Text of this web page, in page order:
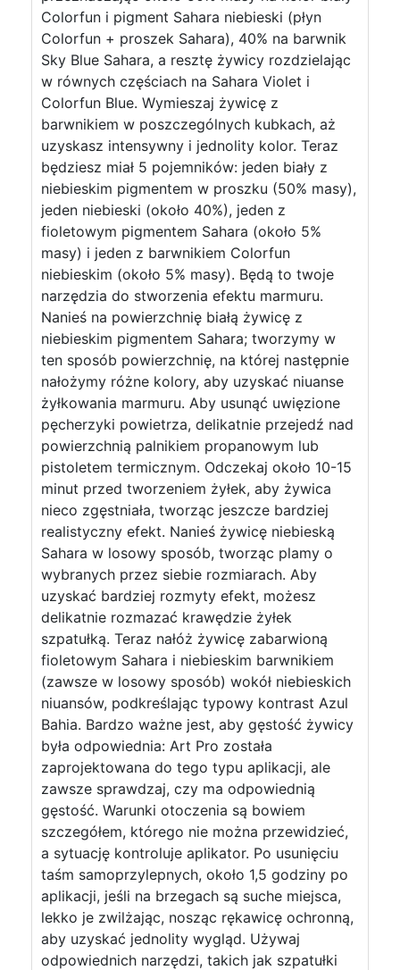
Colorfun i pigment Sahara niebieski (płyn
Colorfun + proszek Sahara), 40% na barwnik
Sky Blue Sahara, a resztę żywicy rozdzielając
w równych częściach na Sahara Violet i
Colorfun Blue. Wymieszaj żywicę z
barwnikiem w poszczególnych kubkach, aż
uzyskasz intensywny i jednolity kolor. Teraz
będziesz miał 5 pojemników: jeden biały z
niebieskim pigmentem w proszku (50% masy),
jeden niebieski (około 40%), jeden z
fioletowym pigmentem Sahara (około 5%
masy) i jeden z barwnikiem Colorfun
niebieskim (około 5% masy). Będą to twoje
narzędzia do stworzenia efektu marmuru.
Nanieś na powierzchnię białą żywicę z
niebieskim pigmentem Sahara; tworzymy w
ten sposób powierzchnię, na której następnie
nałożymy różne kolory, aby uzyskać niuanse
żyłkowania marmuru. Aby usunąć uwięzione
pęcherzyki powietrza, delikatnie przejedź nad
powierzchnią palnikiem propanowym lub
pistoletem termicznym. Odczekaj około 10-15
minut przed tworzeniem żyłek, aby żywica
nieco zgęstniała, tworząc jeszcze bardziej
realistyczny efekt. Nanieś żywicę niebieską
Sahara w losowy sposób, tworząc plamy o
wybranych przez siebie rozmiarach. Aby
uzyskać bardziej rozmyty efekt, możesz
delikatnie rozmazać krawędzie żyłek
szpatułką. Teraz nałóż żywicę zabarwioną
fioletowym Sahara i niebieskim barwnikiem
(zawsze w losowy sposób) wokół niebieskich
niuansów, podkreślając typowy kontrast Azul
Bahia. Bardzo ważne jest, aby gęstość żywicy
była odpowiednia: Art Pro została
zaprojektowana do tego typu aplikacji, ale
zawsze sprawdzaj, czy ma odpowiednią
gęstość. Warunki otoczenia są bowiem
szczegółem, którego nie można przewidzieć,
a sytuację kontroluje aplikator. Po usunięciu
taśm samoprzylepnych, około 1,5 godziny po
aplikacji, jeśli na brzegach są suche miejsca,
lekko je zwilżając, nosząc rękawicę ochronną,
aby uzyskać jednolity wygląd. Używaj
odpowiednich narzędzi, takich jak szpatułki